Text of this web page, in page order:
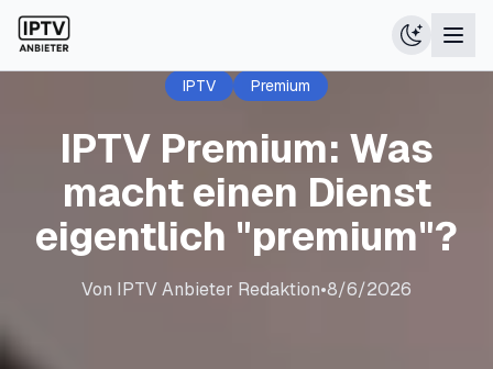
IPTV Premium
IPTV Premium: Was
macht einen Dienst
eigentlich "premium"?
Von IPTV Anbieter Redaktion•8/6/2026